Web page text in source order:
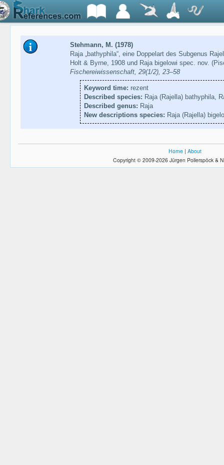
Stehmann, M. (1978)
Raja „bathyphila“, eine Doppelart des Subgenus
Holt & Byrne, 1908 und Raja bigelowi spec. nov.
Fischereiwissenschaft, 29(1/2), 23–58
Keyword time: rezent
Described species: Raja (Rajella) bathyphila,
Described genus: Raja
New descriptions species: Raja (Rajella)
Home | About
Copyright © 2009-2026 Jürgen Pollerspöck &